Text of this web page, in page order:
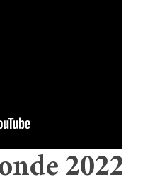
2022